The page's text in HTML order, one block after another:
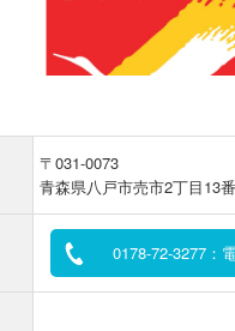
〒031-0073
青森県八戸市売市2丁目13
0178-72-3277：